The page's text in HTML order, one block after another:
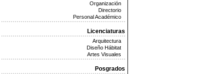
Organización
Directorio
Personal Académico
Licenciaturas
Arquitectura
Diseño Hábitat
Artes Visuales
Posgrados